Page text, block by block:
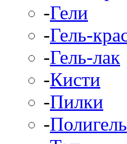
-Гели
-Гель-
-Гель-лак
-Кисти
-Пилки
-Полигель